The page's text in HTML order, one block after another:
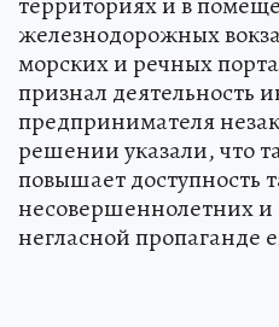
железнодорожных
морских и речных
признал деятельность
предпринимателя
решении указали, что
повышает доступность
несовершеннолетних и
негласной пропаганде